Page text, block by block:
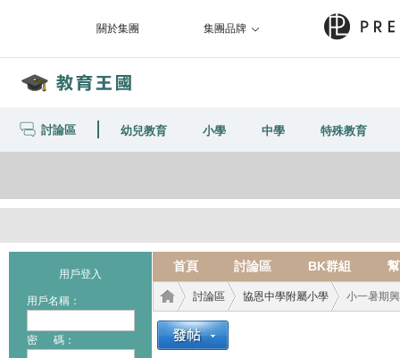
關於集團 集團品牌
討論區 幼兒教育 小學 中學 特殊教育
用戶登入
用戶名稱：
密 碼：
首頁 討論區 BK群組
討論區 協恩中學附屬小學 小一暑期